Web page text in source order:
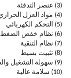
(3) عنصر التدفئة
(4) مواد العزل الحراري
(5) التحكم الكهربائي
(6) نظام خفض الضغط
(7) نظام التنقية
(8) تثبيت بسيط
(9) سهولة التشغيل والصيانة
(10) سلامة عالية